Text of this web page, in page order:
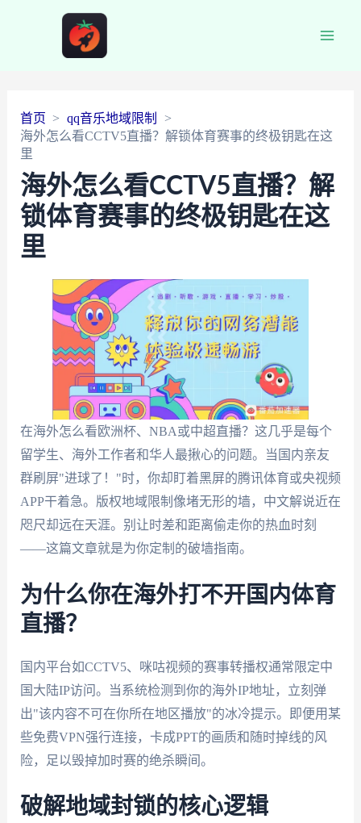
首页
qq音乐地域限制
海外怎么看CCTV5直播？解锁体育赛事的终极钥匙在这
里
海外怎么看CCTV5直播？解
锁体育赛事的终极钥匙在这
里
在海外怎么看欧洲杯、NBA或中超直播？这几乎是每个
留学生、海外工作者和华人最揪心的问题。当国内亲友
群刷屏"进球了！"时，你却盯着黑屏的腾讯体育或央视频
APP干着急。版权地域限制像堵无形的墙，中文解说近在
咫尺却远在天涯。别让时差和距离偷走你的热血时刻
——这篇文章就是为你定制的破墙指南。
为什么你在海外打不开国内体育
直播？
国内平台如CCTV5、咪咕视频的赛事转播权通常限定中
国大陆IP访问。当系统检测到你的海外IP地址，立刻弹
出"该内容不可在你所在地区播放"的冰冷提示。即便用某
些免费VPN强行连接，卡成PPT的画质和随时掉线的风
险，足以毁掉加时赛的绝杀瞬间。
破解地域封锁的核心逻辑